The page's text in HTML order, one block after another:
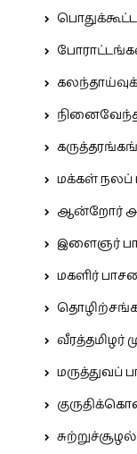
மக்கள்
ஆன்றோர்
இளைஞர்
மகளிர்
மருத்துவப்